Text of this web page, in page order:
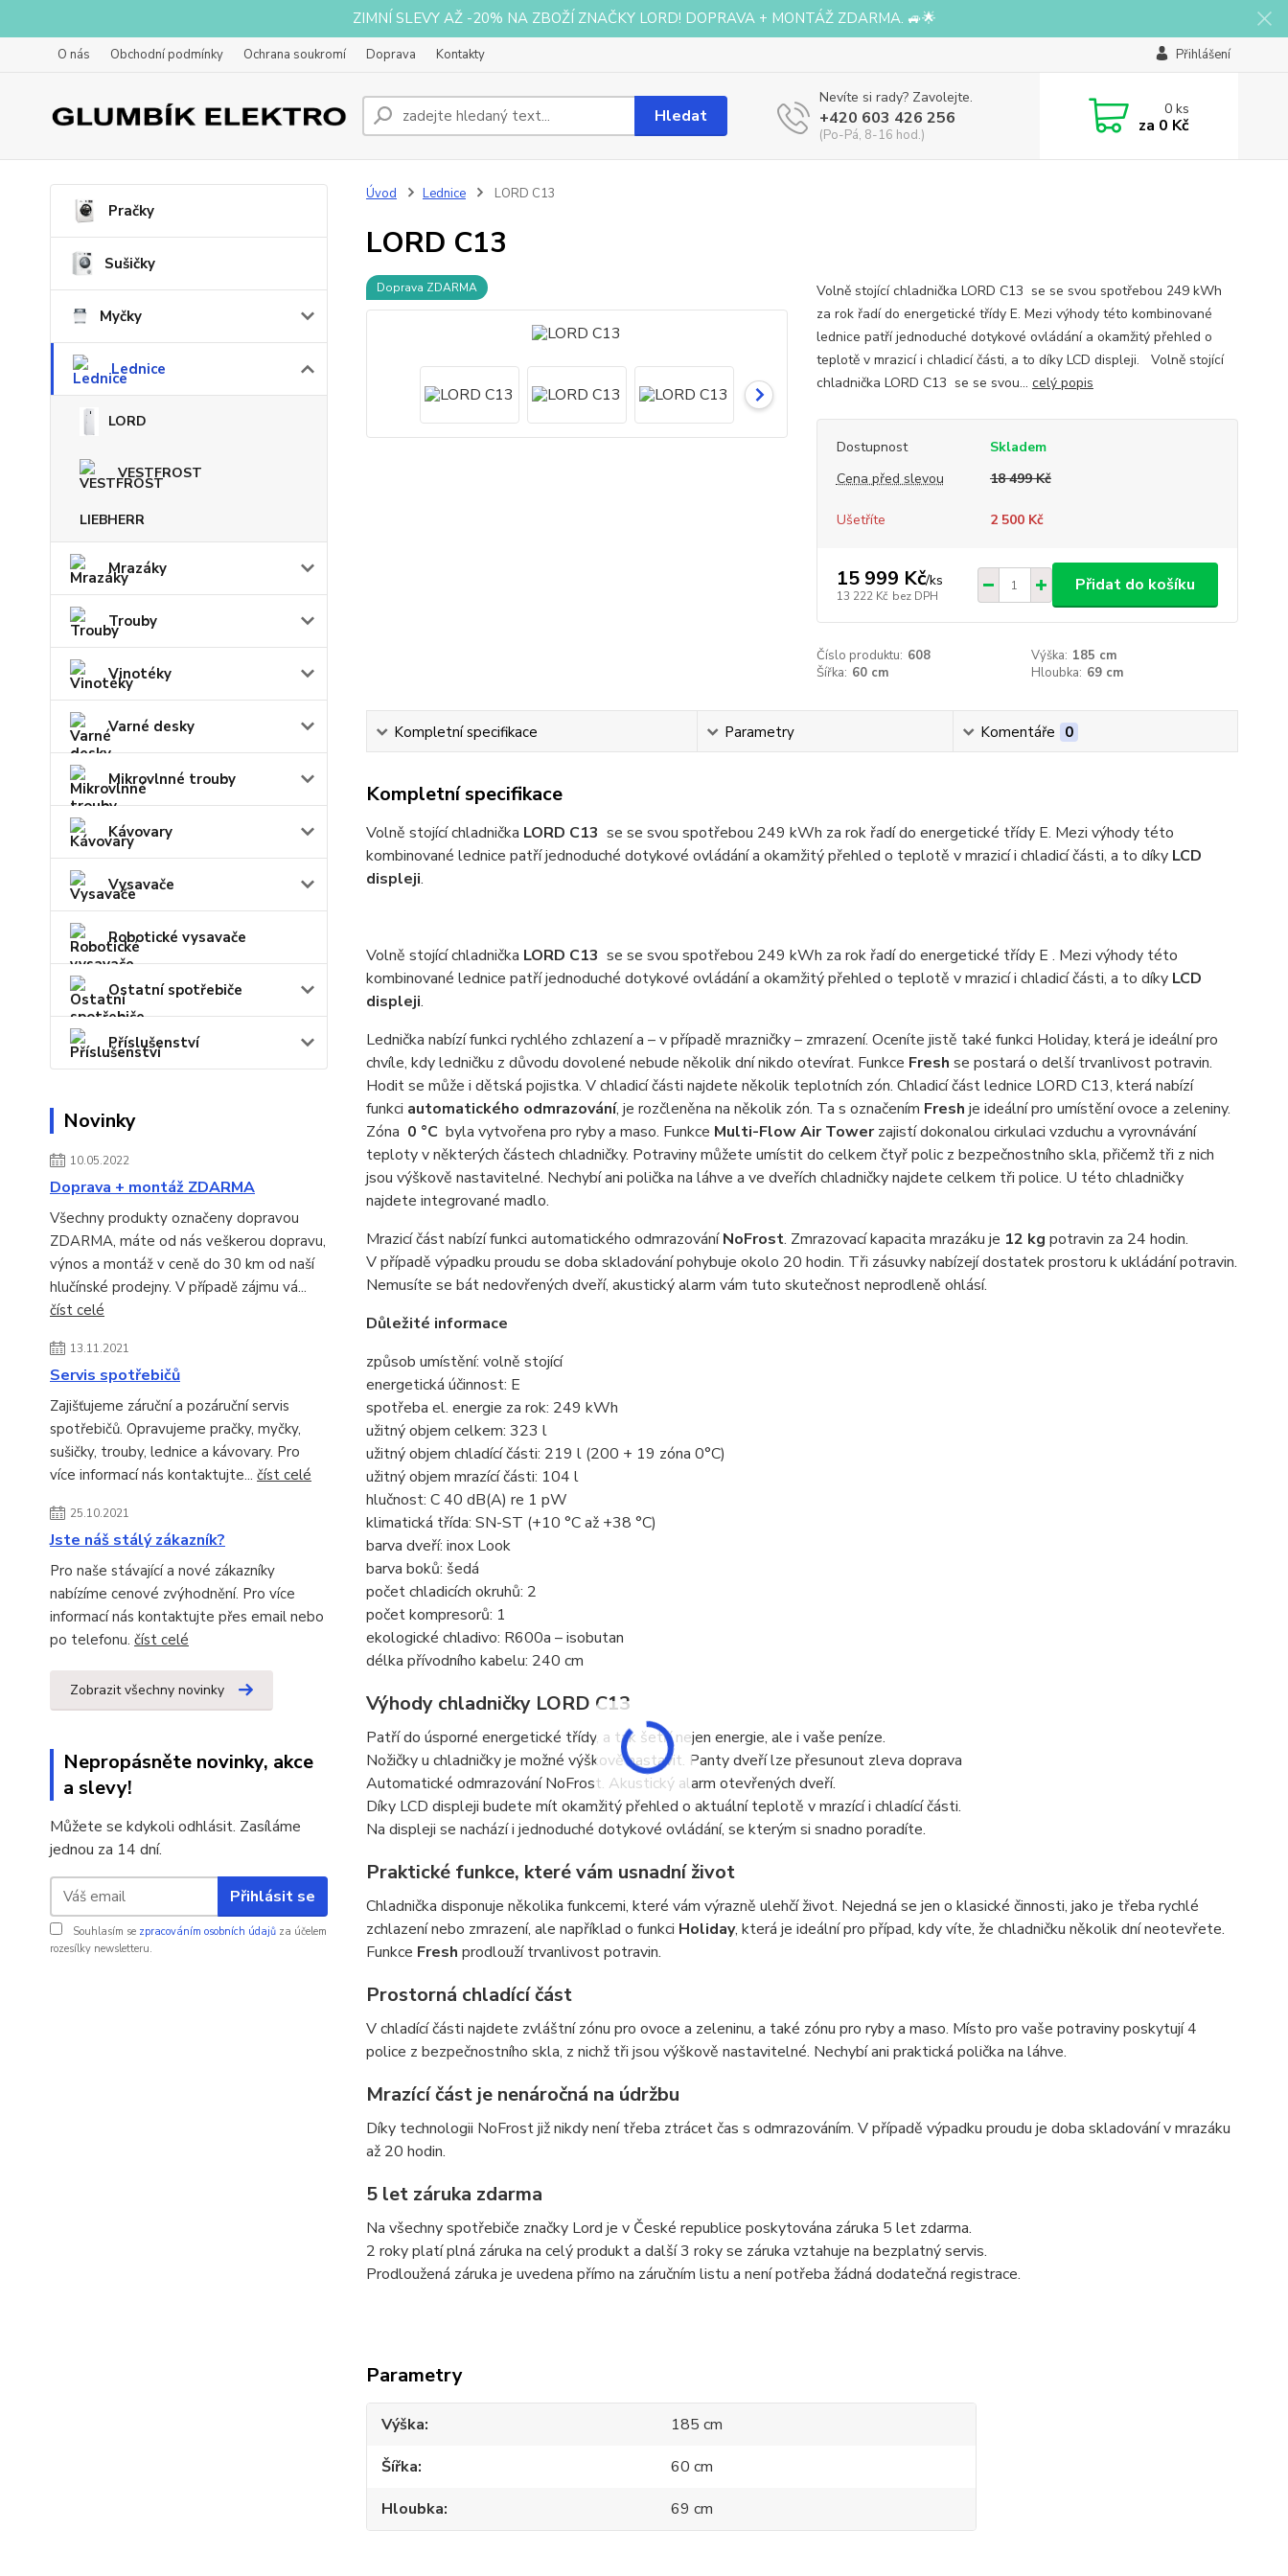
ZIMNÍ SLEVY AŽ -20% NA ZBOŽÍ ZNAČKY LORD! DOPRAVA + MONTÁŽ ZDARMA. 🚙🌟
O nás Obchodní podmínky Ochrana soukromí Doprava Kontakty Přihlášení
Hledat
Nevíte si rady? Zavolejte.
+420 603 426 256
(Po-Pá, 8-16 hod.)
0ks
za 0 Kč
Pračky
Sušičky
Myčky
Lednice
LORD
VESTFROST
LIEBHERR
Mrazáky
Trouby
Vinotéky
Varné desky
Mikrovlnné trouby
Kávovary
Vysavače
Robotické vysavače
Ostatní spotřebiče
Příslušenství
Novinky
10.05.2022
Doprava + montáž ZDARMA
Všechny produkty označeny dopravou
ZDARMA, máte od nás veškerou dopravu,
výnos a montáž v ceně do 30 km od naší
hlučínské prodejny. V případě zájmu vá...
číst celé
13.11.2021
Servis spotřebičů
Zajišťujeme záruční a pozáruční servis
spotřebičů. Opravujeme pračky, myčky,
sušičky, trouby, lednice a kávovary. Pro
více informací nás kontaktujte... číst celé
25.10.2021
Jste náš stálý zákazník?
Pro naše stávající a nové zákazníky
nabízíme cenové zvýhodnění. Pro více
informací nás kontaktujte přes email nebo
po telefonu. číst celé
Zobrazit všechny novinky
Nepropásněte novinky, akce
a slevy!
Můžete se kdykoli odhlásit. Zasíláme
jednou za 14 dní.
Přihlásit se
Souhlasím se zpracováním osobních údajů za účelem
rozesílky newsletteru.
Úvod Lednice LORD C13
LORD C13
Doprava ZDARMA
Volně stojící chladnička LORD C13 se se svou spotřebou 249 kWh
za rok řadí do energetické třídy E. Mezi výhody této kombinované
lednice patří jednoduché dotykové ovládání a okamžitý přehled o
teplotě v mrazicí i chladicí části, a to díky LCD displeji. Volně stojící
chladnička LORD C13 se se svou... celý popis
Dostupnost
Skladem
Cena před slevou
18 499 Kč
Ušetříte 2 500 Kč
15 999 Kč/ks
13 222 Kč bez DPH
Přidat do košíku
Číslo produktu: 608 Výška: 185 cm
Šířka: 60 cm Hloubka: 69 cm
Kompletní specifikace Parametry Komentáře 0
Kompletní specifikace
Volně stojící chladnička LORD C13 se se svou spotřebou 249 kWh za rok řadí do energetické třídy E. Mezi výhody této
kombinované lednice patří jednoduché dotykové ovládání a okamžitý přehled o teplotě v mrazicí i chladicí části, a to díky LCD
displeji.
Volně stojící chladnička LORD C13 se se svou spotřebou 249 kWh za rok řadí do energetické třídy E . Mezi výhody této
kombinované lednice patří jednoduché dotykové ovládání a okamžitý přehled o teplotě v mrazicí i chladicí části, a to díky LCD
displeji.
Lednička nabízí funkci rychlého zchlazení a – v případě mrazničky – zmrazení. Oceníte jistě také funkci Holiday, která je ideální pro
chvíle, kdy ledničku z důvodu dovolené nebude několik dní nikdo otevírat. Funkce Fresh se postará o delší trvanlivost potravin.
Hodit se může i dětská pojistka. V chladicí části najdete několik teplotních zón. Chladicí část lednice LORD C13, která nabízí
funkci automatického odmrazování, je rozčleněna na několik zón. Ta s označením Fresh je ideální pro umístění ovoce a zeleniny.
Zóna 0 °C byla vytvořena pro ryby a maso. Funkce Multi-Flow Air Towerzajistí dokonalou cirkulaci vzduchu a vyrovnávání
teploty v některých částech chladničky. Potraviny můžete umístit do celkem čtyř polic z bezpečnostního skla, přičemž tři z nich
jsou výškově nastavitelné. Nechybí ani polička na láhve a ve dveřích chladničky najdete celkem tři police. U této chladničky
najdete integrované madlo.
Mrazicí část nabízí funkci automatického odmrazováníNoFrost. Zmrazovací kapacita mrazáku je 12 kg potravin za 24 hodin.
V případě výpadku proudu se doba skladování pohybuje okolo 20 hodin. Tři zásuvky nabízejí dostatek prostoru k ukládání potravin.
Nemusíte se bát nedovřených dveří, akustický alarm vám tuto skutečnost neprodleně ohlásí.
Důležité informace
způsob umístění: volně stojící
energetická účinnost: E
spotřeba el. energie za rok: 249 kWh
užitný objem celkem: 323 l
užitný objem chladící části: 219 l (200 + 19 zóna 0°C)
užitný objem mrazící části: 104 l
hlučnost: C 40 dB(A) re 1 pW
klimatická třída: SN-ST (+10 °C až +38 °C)
barva dveří: inox Look
barva boků: šedá
počet chladicích okruhů: 2
počet kompresorů: 1
ekologické chladivo: R600a – isobutan
délka přívodního kabelu: 240 cm
Výhody chladničky LORD C13
Patří do úsporné energetické třídy, a tak šetří nejen energie, ale i vaše peníze.
Nožičky u chladničky je možné výškově nastavit. Panty dveří lze přesunout zleva doprava
Automatické odmrazování NoFrost. Akustický alarm otevřených dveří.
Díky LCD displeji budete mít okamžitý přehled o aktuální teplotě v mrazící i chladící části.
Na displeji se nachází i jednoduché dotykové ovládání, se kterým si snadno poradíte.
Praktické funkce, které vám usnadní život
Chladnička disponuje několika funkcemi, které vám výrazně ulehčí život. Nejedná se jen o klasické činnosti, jako je třeba rychlé
zchlazení nebo zmrazení, ale například o funkci Holiday, která je ideální pro případ, kdy víte, že chladničku několik dní neotevřete.
Funkce Fresh prodlouží trvanlivost potravin.
Prostorná chladící část
V chladící části najdete zvláštní zónu pro ovoce a zeleninu, a také zónu pro ryby a maso. Místo pro vaše potraviny poskytují 4
police z bezpečnostního skla, z nichž tři jsou výškově nastavitelné. Nechybí ani praktická polička na láhve.
Mrazící část je nenáročná na údržbu
Díky technologii NoFrost již nikdy není třeba ztrácet čas s odmrazováním. V případě výpadku proudu je doba skladování v mrazáku
až 20 hodin.
5 let záruka zdarma
Na všechny spotřebiče značky Lord je v České republice poskytována záruka 5 let zdarma.
2 roky platí plná záruka na celý produkt a další 3 roky se záruka vztahuje na bezplatný servis.
Prodloužená záruka je uvedena přímo na záručním listu a není potřeba žádná dodatečná registrace.
Parametry
Výška
185 cm
Šířka
60 cm
Hloubka
69 cm